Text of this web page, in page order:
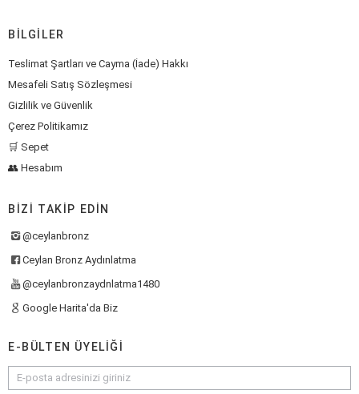
BILGILER
Teslimat Şartları ve Cayma (İade) Hakkı
Mesafeli Satış Sözleşmesi
Gizlilik ve Güvenlik
Çerez Politikamız
🛒 Sepet
👥 Hesabım
BIZI TAKIP EDIN
@ceylanbronz
Ceylan Bronz Aydınlatma
@ceylanbronzaydnlatma1480
Google Harita'da Biz
E-BÜLTEN ÜYELIĞI